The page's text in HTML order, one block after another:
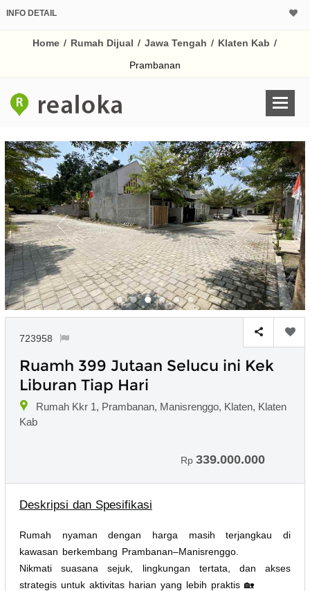
INFO DETAIL
Home / Rumah Dijual / Jawa Tengah / Klaten Kab /
Prambanan
723958
Ruamh 399 Jutaan Selucu ini Kek
Liburan Tiap Hari
Rumah Kkr 1, Prambanan, Manisrenggo, Klaten, Klaten
Kab
Rp 339.000.000
Deskripsi dan Spesifikasi
Rumah nyaman dengan harga masih terjangkau di
kawasan berkembang Prambanan–Manisrenggo.
Nikmati suasana sejuk, lingkungan tertata, dan akses
strategis untuk aktivitas harian yang lebih praktis 🏡
Harga Rp
% /th
Untuk hasil simulasi
pada kotak-
Simpan